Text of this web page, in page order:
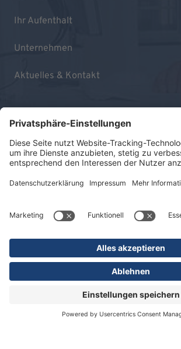
Ihr Aufenthalt
Unternehmen
Aktuelles & Kontakt
Impressum
© 2026 KLINIKEN DR. ERLER